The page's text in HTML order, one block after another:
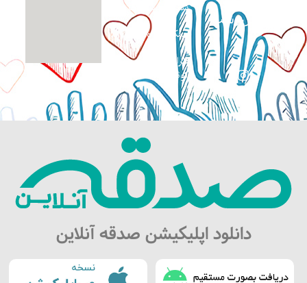
بی‌سرپرست
شماره حساب ها
همکاری داوطلبانه
طراحی سایت:
کوثرگرافیک
دانلود اپلیکیشن صدقه آنلاین